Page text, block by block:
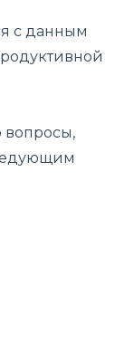
с данным
вопросы,